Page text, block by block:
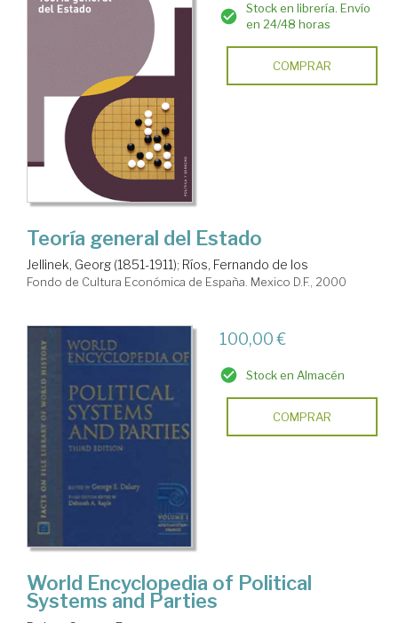
Stock en librería. Envío
en 24/48 horas
COMPRAR
Teoría general del Estado
Jellinek, Georg (1851-1911); Ríos, Fernando de los
Fondo de Cultura Económica de España. Mexico D.F., 2000
100,00 €
Stock en Almacén
COMPRAR
World Encyclopedia of Political
Systems and Parties